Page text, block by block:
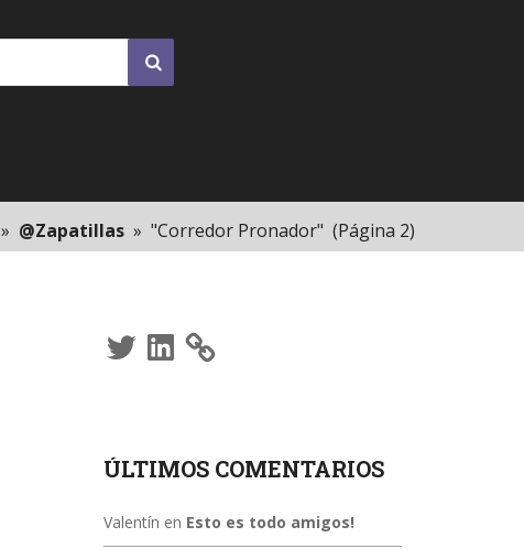
» @Zapatillas » "Corredor Pronador" (Página 2)
TwitterLinkedIn
ÚLTIMOS COMENTARIOS
Valentín en Esto es todo amigos!